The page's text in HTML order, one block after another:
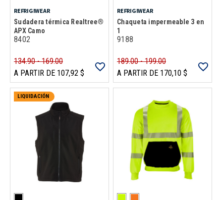
REFRIGIWEAR
Sudadera térmica Realtree®
APX Camo
8402
134.90 - 169.00
A PARTIR DE 107,92 $
REFRIGIWEAR
Chaqueta impermeable 3 en
1
9188
189.00 - 199.00
A PARTIR DE 170,10 $
LIQUIDACIÓN